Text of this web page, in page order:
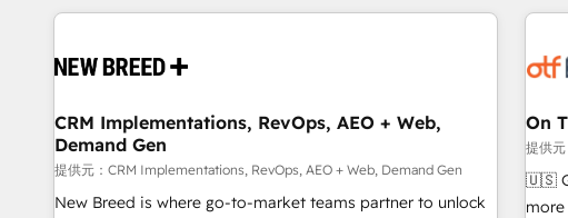
AIネイティブ・エージェンシーです。事業部・グループ会社・
CRMを軸とした全社共通基盤に再構築します。意思決定者・
顧客データの一元化から、GTMの見える化・自動化まで。全
Hub統合運用、データ品質設計、グループ横断のCRM統合に対
応します。 2️⃣ AIエージェント組織構築 営業・マーケティング
業務の一部をAIが自律実行する組織への移行を設計・実装。
mess." ⚙️ Elite Engineering & AI Scalable
HubSpot
reporting clarity.
CRM Implementations, RevOps, AEO + Web,
Demand Gen
提供元：CRM Implementations, RevOps, AEO + Web, Demand Gen
New Breed is where go-to-market teams partner to unlock
On
提供
🇺🇸 Get a